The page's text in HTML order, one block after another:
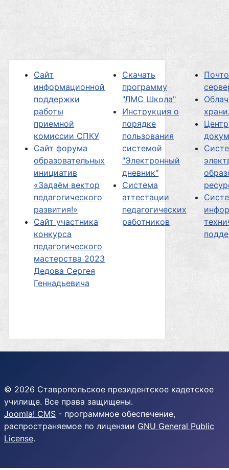
Сайт
информационной
поддержки
работы
приемной
комиссии СПКУ
Сайт форума
образовательных
инициатив
«Задаём вектор
педагогического
развития!»
Сайт участника
конкурса
педагогического
мастерства 2023
Дедова Сергея
Геннадьевича
Скачать
программу
"ЛМС Школа"
Инструкция о
порядке
пользования
системой
"Электронный
дневник"
Система
аттестации
педагогических
работников
Центр
© 2026 Ставропольское президентское кадетское
училище. Все права защищены.
Joomla! CMS - программное обеспечение,
распространяемое по лицензии GNU General Public
License.